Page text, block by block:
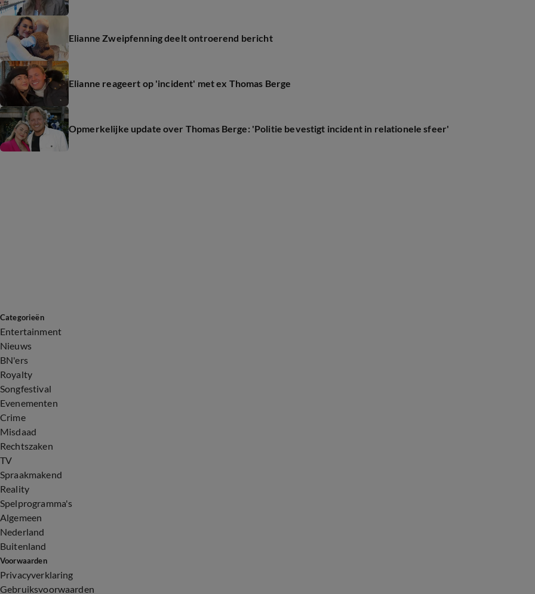
Elianne Zweipfenning deelt ontroerend bericht
Elianne reageert op 'incident' met ex Thomas Berge
Opmerkelijke update over Thomas Berge: 'Politie bevestigt incident in relationele sfeer'
Categorieën
Entertainment
Nieuws
BN'ers
Royalty
Songfestival
Evenementen
Crime
Misdaad
Rechtszaken
TV
Spraakmakend
Reality
Spelprogramma's
Algemeen
Nederland
Buitenland
Voorwaarden
Privacyverklaring
Gebruiksvoorwaarden